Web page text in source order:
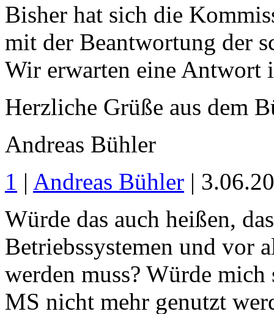
Bisher hat sich die
mit der Beantwortung der
Wir erwarten eine Antwort
Herzliche Grüße aus dem
Andreas Bühler
1 | Andreas Bühler |
Würde das auch heißen,
Betriebssystemen und vor
werden muss? Würde
MS nicht mehr genutzt